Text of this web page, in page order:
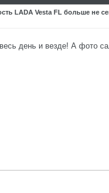
LADA Vesta FL больше не
день и везде! А фото